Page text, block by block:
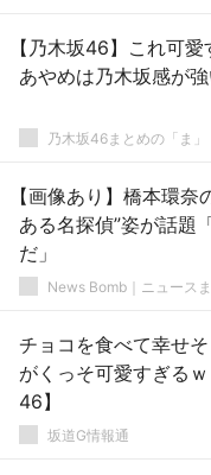
【乃木坂46】これ可
あやめは乃木坂感が強
乃木坂46まとめの「ま」
【画像あり】橋本環
ある名探偵”姿が話題
だ」
News Bomb｜ニュース
チョコを食べて幸せ
がくっそ可愛すぎる
46】
坂道G情報通